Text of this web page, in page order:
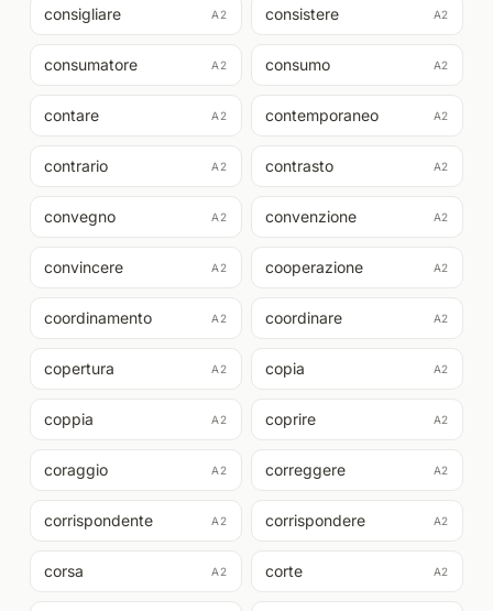
consigliare A2 consistere A2
consumatore A2 consumo A2
contare A2 contemporaneo A2
contrario A2 contrasto A2
convegno A2 convenzione A2
convincere A2 cooperazione A2
coordinamento A2 coordinare A2
copertura A2 copia A2
coppia A2 coprire A2
coraggio A2 correggere A2
corrispondente A2 corrispondere A2
corsa A2 corte A2